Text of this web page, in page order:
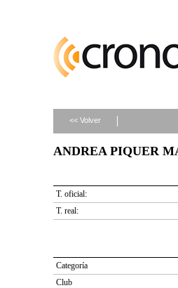
<< Volver
ANDREA PIQUER
T. oficial:
T. real:
Categoría
Club